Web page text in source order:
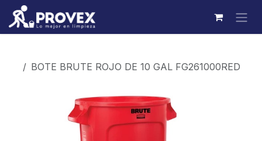
Ir al contenido
BOTE BRUTE ROJO DE 10 GAL FG261000RED